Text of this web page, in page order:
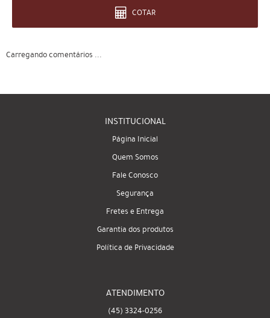
COTAR
Carregando comentários ...
INSTITUCIONAL
Página Inicial
Quem Somos
Fale Conosco
Segurança
Fretes e Entrega
Garantia dos produtos
Política de Privacidade
ATENDIMENTO
(45) 3324-0256